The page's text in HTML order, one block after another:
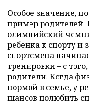
Особое значение,
пример родителей.
олимпийский
ребенка к спорту и
спортсмена
тренировки – с
родители. Когда
нормой в семье, у
шансов полюбить